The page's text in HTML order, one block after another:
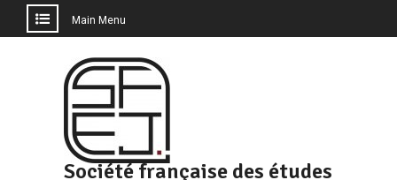
Main Menu
Société française des études